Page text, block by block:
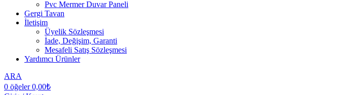
Pvc Mermer Duvar Paneli
Gergi Tavan
İletişim
Üyelik Sözleşmesi
İade, Değişim, Garanti
Mesafeli Satış Sözleşmesi
Yardımcı Ürünler
ARA
0 öğeler 0,00₺